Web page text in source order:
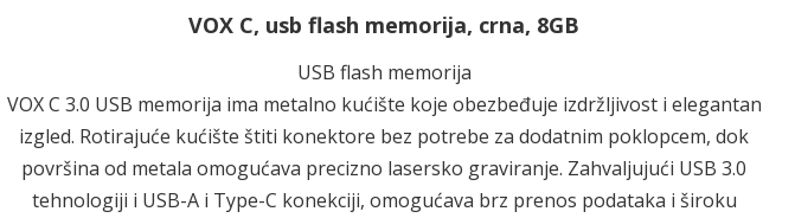
VOX C, usb flash memorija, crna, 8GB
USB flash memorija
VOX C 3.0 USB memorija ima metalno kućište koje obezbeđuje izdržljivost i elegantan
izgled. Rotirajuće kućište štiti konektore bez potrebe za dodatnim poklopcem, dok
površina od metala omogućava precizno lasersko graviranje. Zahvaljujući USB 3.0
tehnologiji i USB-A i Type-C konekciji, omogućava brz prenos podataka i široku